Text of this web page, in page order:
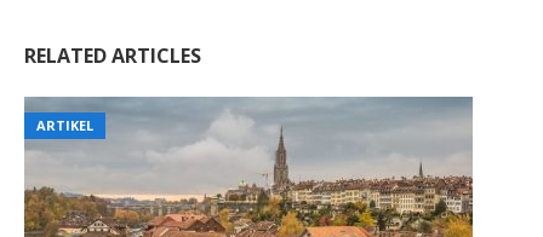
RELATED ARTICLES
ARTIKEL